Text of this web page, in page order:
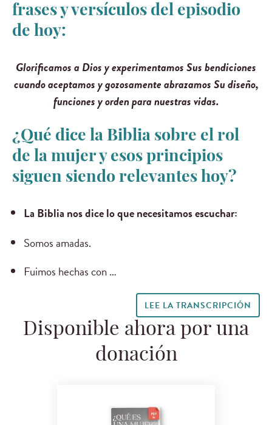
frases y versículos del episodio
de hoy:
Glorificamos a Dios y experimentamos Sus bendiciones
cuando aceptamos y gozosamente abrazamos Su diseño,
funciones y orden para nuestras vidas.
¿Qué dice la Biblia sobre el rol
de la mujer y esos principios
siguen siendo relevantes hoy?
La Biblia nos dice lo que necesitamos escuchar:
Somos amadas.
Fuimos hechas con …
LEE LA TRANSCRIPCIÓN
Disponible ahora por una
donación